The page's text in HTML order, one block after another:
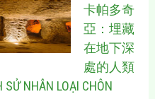
卡帕多奇
亞：埋藏
在地下深
處的人類
NHÂN LOẠI CHÔN